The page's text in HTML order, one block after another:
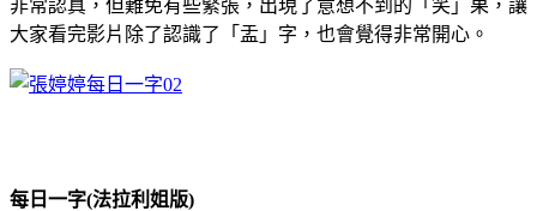
非常認真，但難免有些緊張，出現了意想不到的「笑」果，讓
大家看完影片除了認識了「盂」字，也會覺得非常開心。
每日一字(法拉利姐版)